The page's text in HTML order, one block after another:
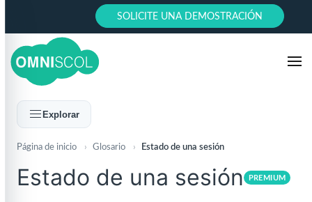
SOLICITE UNA DEMOSTRACIÓN
Explorar
Página de inicio › Glosario › Estado de una sesión
Estado de una sesión PREMIUM